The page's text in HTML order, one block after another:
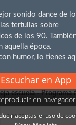
sonido dance de
tertulias sobre
de los 90.
aquella época.
humor, lo tienes